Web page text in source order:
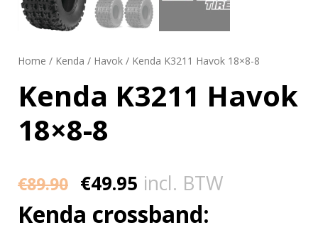
Home / Kenda / Havok / Kenda K3211 Havok 18×8-8
Kenda K3211 Havok
18×8-8
€89.90 €49.95 incl. BTW
Kenda crossband: